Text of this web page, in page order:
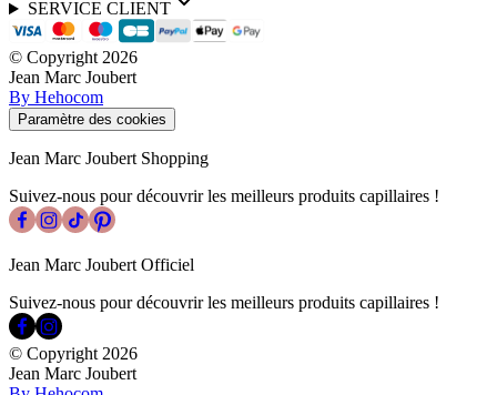
SERVICE CLIENT
© Copyright 2026
Jean Marc Joubert
By Hehocom
Paramètre des cookies
Jean Marc Joubert Shopping
Suivez-nous pour découvrir les meilleurs produits capillaires !
Jean Marc Joubert Officiel
Suivez-nous pour découvrir les meilleurs produits capillaires !
© Copyright 2026
Jean Marc Joubert